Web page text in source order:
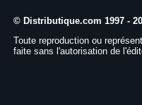
© Distributique.com 1997 -
Toute reproduction ou
faite sans l'autorisation de